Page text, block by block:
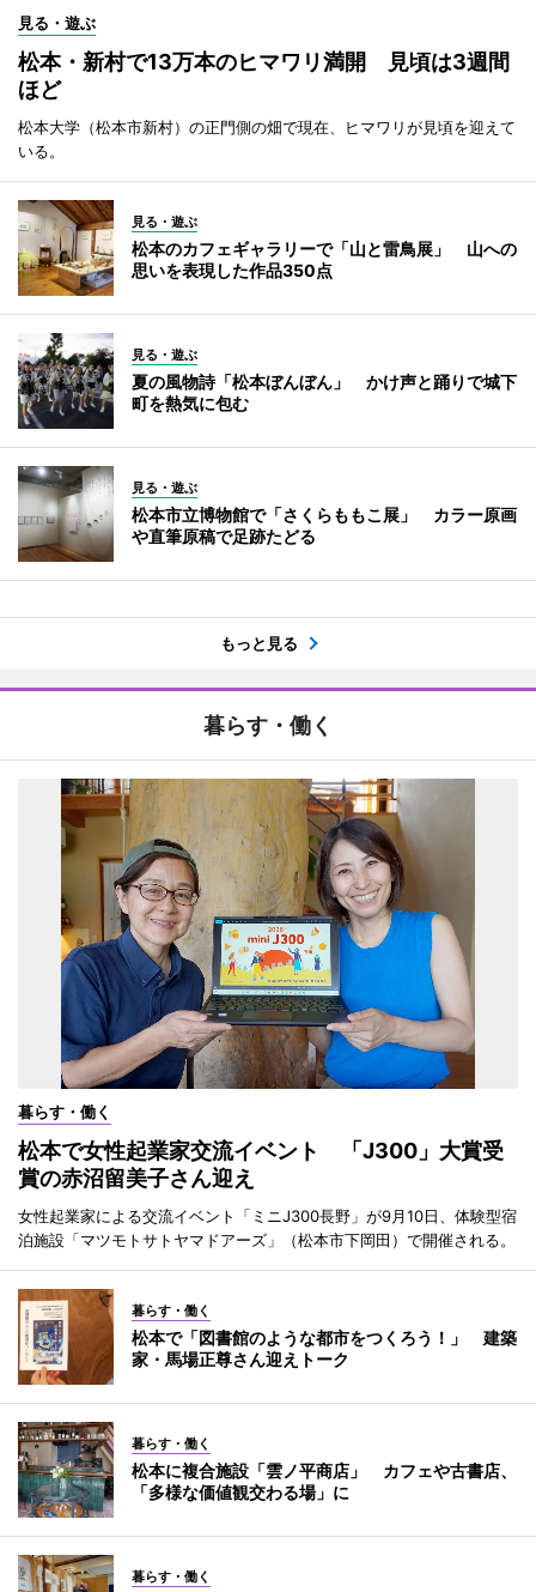
見る・遊ぶ
松本・新村で13万本のヒマワリ満開 見頃は3週間
ほど
松本大学（松本市新村）の正門側の畑で現在、ヒマワリが見頃を迎えて
いる。
見る・遊ぶ
松本のカフェギャラリーで「山と雷鳥展」 山への
思いを表現した作品350点
見る・遊ぶ
夏の風物詩「松本ぼんぼん」 かけ声と踊りで城下
町を熱気に包む
見る・遊ぶ
松本市立博物館で「さくらももこ展」 カラー原画
や直筆原稿で足跡たどる
もっと見る
暮らす・働く
暮らす・働く
松本で女性起業家交流イベント 「J300」大賞受
賞の赤沼留美子さん迎え
女性起業家による交流イベント「ミニJ300長野」が9月10日、体験型宿
泊施設「マツモトサトヤマドアーズ」（松本市下岡田）で開催される。
暮らす・働く
松本で「図書館のような都市をつくろう！」 建築
家・馬場正尊さん迎えトーク
暮らす・働く
松本に複合施設「雲ノ平商店」 カフェや古書店、
「多様な価値観交わる場」に
暮らす・働く